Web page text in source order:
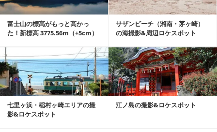
富士山の標高がもっと高かっ
た！新標高 3775.56m（+5cm）
サザンビーチ（湘南・茅ヶ崎）
の海撮影&周辺ロケスポット
七里ヶ浜・稲村ヶ崎エリアの撮
影&ロケスポット
江ノ島の撮影&ロケスポット
記事を読む